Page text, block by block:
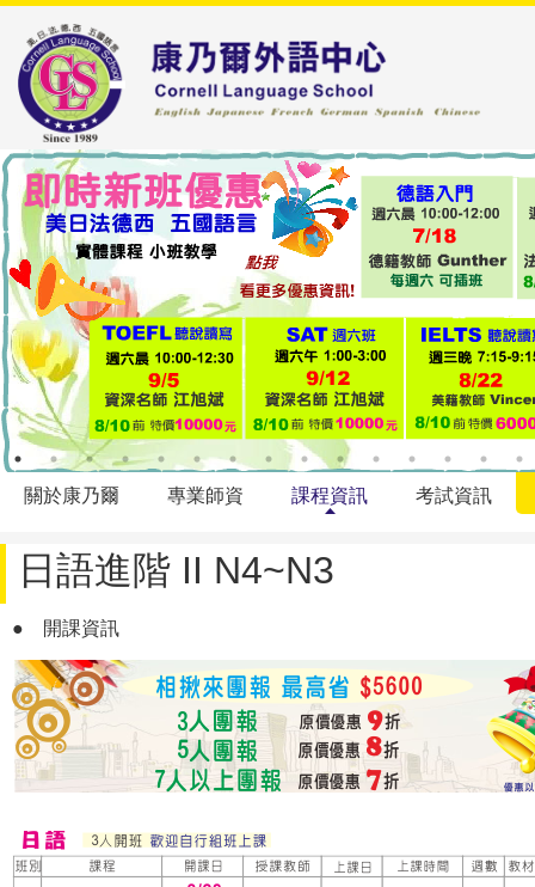
關於康乃爾 專業師資 課程資訊 考試資訊
日語進階 II N4~N3
● 開課資訊